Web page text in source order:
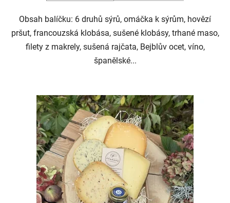
Obsah balíčku: 6 druhů sýrů, omáčka k sýrům, hovězí
pršut, francouzská klobása, sušené klobásy, trhané maso,
filety z makrely, sušená rajčata, Bejblův ocet, víno,
španělské...